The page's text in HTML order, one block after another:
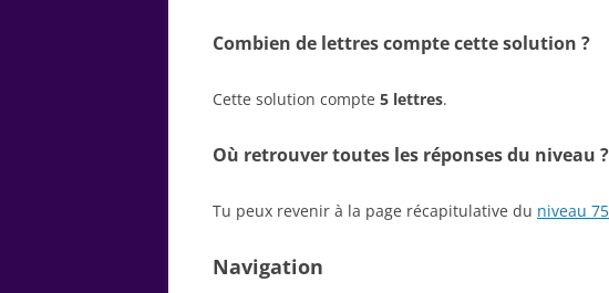
Combien de lettres compte cette solution ?
Cette solution compte 5 lettres.
Où retrouver toutes les réponses du niveau ?
Tu peux revenir à la page récapitulative du niveau
Navigation